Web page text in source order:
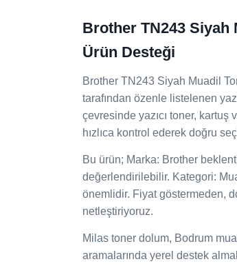
Brother TN243 Siyah
Ürün Desteği
Brother TN243 Siyah Muadil
tarafından özenle listelenen
çevresinde yazıcı toner,
hızlıca kontrol ederek doğru
Bu ürün; Marka: Brother
değerlendirilebilir. Kategori:
önemlidir. Fiyat göstermeden,
netleştiriyoruz.
Milas toner dolum, Bodrum
aramalarında yerel destek